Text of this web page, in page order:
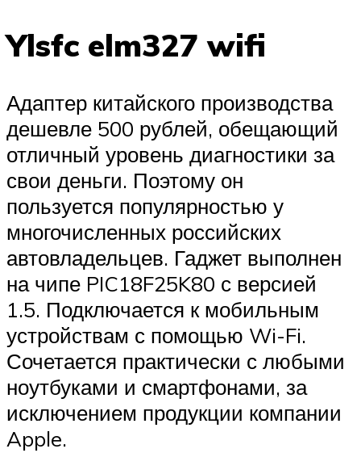
Ylsfc elm327 wifi
Адаптер китайского производства
дешевле 500 рублей, обещающий
отличный уровень диагностики за
свои деньги. Поэтому он
пользуется популярностью у
многочисленных российских
автовладельцев. Гаджет выполнен
на чипе PIC18F25K80 с версией
1.5. Подключается к мобильным
устройствам с помощью Wi-Fi.
Сочетается практически с любыми
ноутбуками и смартфонами, за
исключением продукции компании
Apple.